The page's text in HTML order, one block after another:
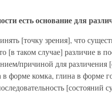
есть основание для
[точку зрения], что
[в таком случае] различие в
причиной для различения
форме комка, глина в форме
[состояний